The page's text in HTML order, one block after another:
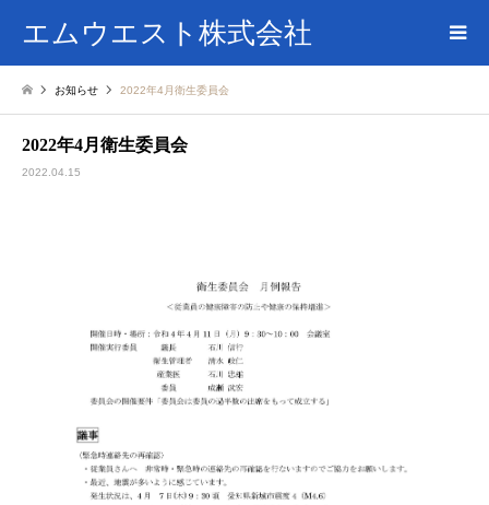
エムウエスト株式会社
お知らせ 2022年4月衛生委員会
2022年4月衛生委員会
2022.04.15